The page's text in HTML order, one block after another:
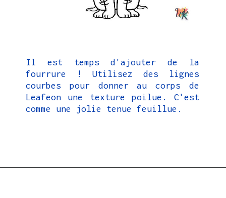
Il est temps d'ajouter de la
fourrure ! Utilisez des lignes
courbes pour donner au corps de
Leafeon une texture poilue. C'est
comme une jolie tenue feuillue.